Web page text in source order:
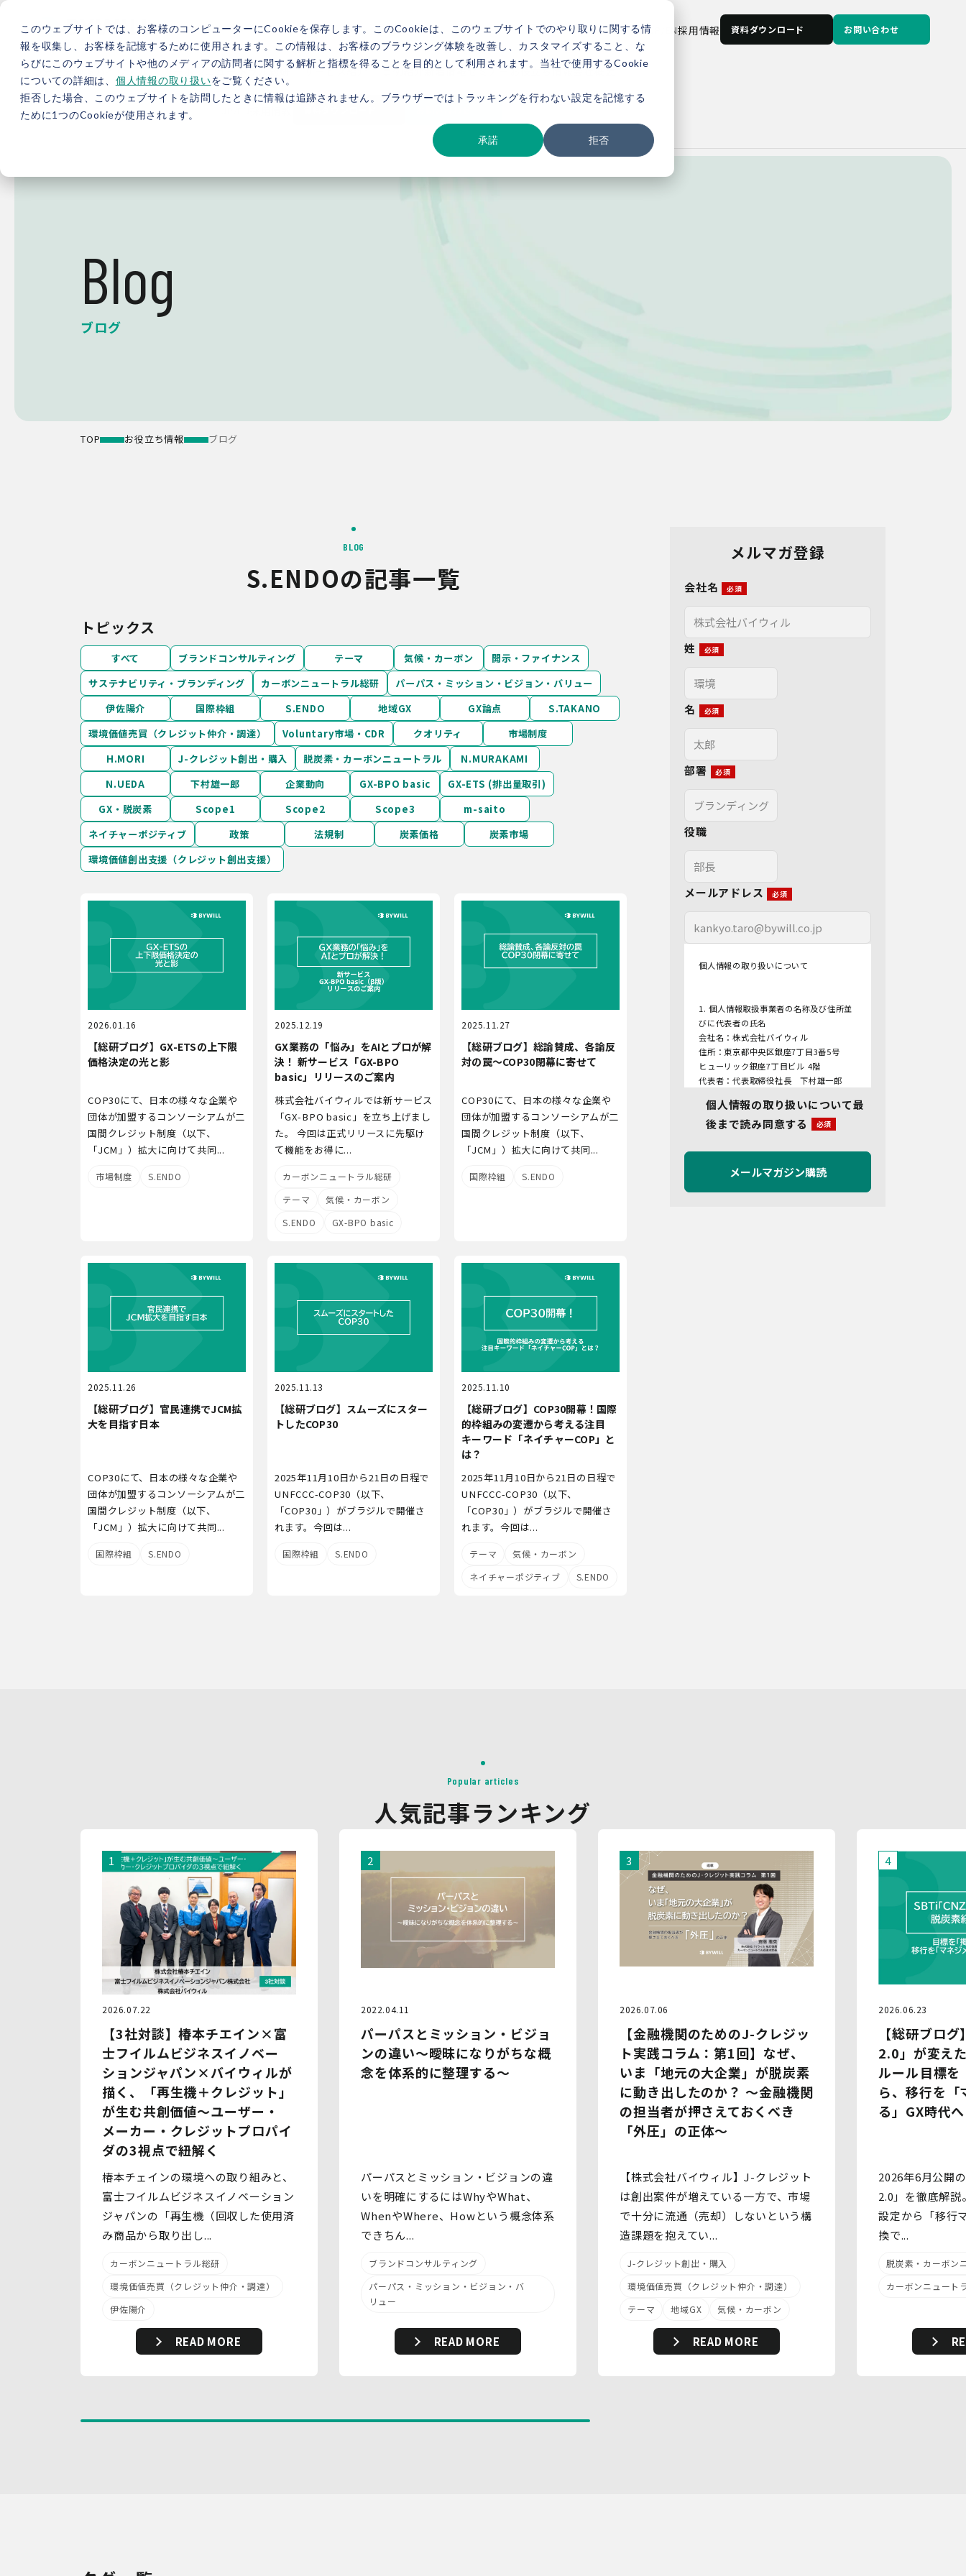
このウェブサイトでは、お客様のコンピューターにCookieを保存します。このCookieは、このウェブサイトでのやり取りに関する情
報を収集し、お客様を記憶するために使用されます。この情報は、お客様のブラウジング体験を改善し、カスタマイズすること、な
らびにこのウェブサイトや他のメディアの訪問者に関する解析と指標を得ることを目的として利用されます。当社で使用するCookie
についての詳細は、 個人情報の取り扱いをご覧ください。
拒否した場合、このウェブサイトを訪問したときに情報は追跡されません。ブラウザーではトラッキングを行わない設定を記憶する
ために1つのCookieが使用されます。
承諾 拒否
JP EN採用情報 資料ダウンロード お問い合わせ
5分で分かるバイウィル カーボンニュートラル総研 サービス紹介 事例紹介新着情報セミナーお役立ち情報会社概要
Blog
ブログ
TOP お役立ち情報 ブログ
BLOG
S.ENDOの記事一覧
トピックス
すべて ブランドコンサルティング テーマ 気候・カーボン
開示・ファイナンス
サステナビリティ・ブランディング
カーボンニュートラル総研
パーパス・ミッション・ビジョン・バリュー
伊佐陽介
国際枠組 S.ENDO 地域GX GX論点
S.TAKANO
環境価値売買（クレジット仲介・調達）
Voluntary市場・CDR クオリティ
市場制度
H.MORI
J-クレジット創出・購入 脱炭素・カーボンニュートラル
N.MURAKAMI
N.UEDA
下村雄一郎 企業動向 GX-BPO basic
GX-ETS (排出量取引)
GX・脱炭素
Scope1 Scope2 Scope3
m-saito
ネイチャーポジティブ
政策 法規制 炭素価格
炭素市場
環境価値創出支援（クレジット創出支援）
2026.01.16
【総研ブログ】GX-ETSの上下限
価格決定の光と影
COP30にて、日本の様々な企業や
団体が加盟するコンソーシアムが二
国間クレジット制度（以下、
「JCM」）拡大に向けて共同...
市場制度 S.ENDO
2025.12.19
GX業務の「悩み」をAIとプロが解
決！ 新サービス「GX-BPO
basic」リリースのご案内
株式会社バイウィルでは新サービス
「GX-BPO basic」を立ち上げまし
た。 今回は正式リリースに先駆け
て機能をお得に...
カーボンニュートラル総研
テーマ
気候・カーボン
S.ENDO
GX-BPO basic
2025.11.27
【総研ブログ】総論賛成、各論反
対の罠～COP30閉幕に寄せて
COP30にて、日本の様々な企業や
団体が加盟するコンソーシアムが二
国間クレジット制度（以下、
「JCM」）拡大に向けて共同...
国際枠組 S.ENDO
2025.11.26
【総研ブログ】官民連携でJCM拡
大を目指す日本
COP30にて、日本の様々な企業や
団体が加盟するコンソーシアムが二
国間クレジット制度（以下、
「JCM」）拡大に向けて共同...
国際枠組 S.ENDO
2025.11.13
【総研ブログ】スムーズにスター
トしたCOP30
2025年11月10日から21日の日程で
UNFCCC-COP30（以下、
「COP30」）がブラジルで開催さ
れます。今回は...
国際枠組 S.ENDO
2025.11.10
【総研ブログ】COP30開幕！国際
的枠組みの変遷から考える注目
キーワード「ネイチャーCOP」と
は？
2025年11月10日から21日の日程で
UNFCCC-COP30（以下、
「COP30」）がブラジルで開催さ
れます。今回は...
テーマ
気候・カーボン
ネイチャーポジティブ
S.ENDO
メルマガ登録
会社名
姓
名
部署
役職
メールアドレス
個人情報の取り扱いについて
1. 個人情報取扱事業者の名称及び住所並
びに代表者の氏名
会社名：株式会社バイウィル
住所：東京都中央区銀座7丁目3番5号
ヒューリック銀座7丁目ビル 4階
代表者：代表取締役社長 下村雄一郎
2.個人情報保護管理者
管理者名：管理部長
3.利用目的
当社で取り扱う個人情報（個人情報保護
法第2条第1項により定義された「個人情
提供を行う場合には、あらかじめ本人に
対し個別具体的な内容を提示して同意を
5.委託
当社は、上記利用目的の達成に必要な範
囲内において、個人情報の取扱いの全部
又は一部を委託する場合があります。個
6.安全管理措置
当社は、個人情報保護法、個人情報保護
方針及び本方針に従って、個人データ
（個人情報保護法第16条第３項により定
義された「個人データ」をいい、以下同
様とします。）を適切に取り扱い、正確
かつ最新のものとするよう適切な処置を
損の防止その他の個人データの保護のた
ます。
当社は、個人情報を適切に取り扱うた
(1)組織的安全管理措置
定め、報告連絡体制や取扱方法を管理し
・ 個人情報の取扱状況について定期的な
点検及び監査を実施しています。
(2)人的安全管理措置
個人情報の取り扱いについて最
後まで読み同意する
Popular articles
人気記事ランキング
2026.07.22
【3社対談】椿本チエイン×富
士フイルムビジネスイノベー
ションジャパン×バイウィルが
描く、「再生機＋クレジット」
が生む共創価値～ユーザー・
メーカー・クレジットプロパイ
ダの3視点で紐解く
椿本チェインの環境への取り組みと、
富士フイルムビジネスイノベーション
ジャパンの「再生機（回収した使用済
み商品から取り出し...
カーボンニュートラル総研
環境価値売買（クレジット仲介・調達）
伊佐陽介
READ MORE
2022.04.11
パーパスとミッション・ビジョ
ンの違い～曖昧になりがちな概
念を体系的に整理する～
パーパスとミッション・ビジョンの違
いを明確にするにはWhyやWhat、
WhenやWhere、Howという概念体系
できちん...
ブランドコンサルティング
パーパス・ミッション・ビジョン・バ
リュー
READ MORE
2026.07.06
【金融機関のためのJ-クレジッ
ト実践コラム：第1回】なぜ、
いま「地元の大企業」が脱炭素
に動き出したのか？ 〜金融機関
の担当者が押さえておくべき
「外圧」の正体〜
【株式会社バイウィル】J-クレジット
は創出案件が増えている一方で、市場
で十分に流通（売却）しないという構
造課題を抱えてい...
J-クレジット創出・購入
環境価値売買（クレジット仲介・調達）
テーマ
地域GX 気候・カーボン
READ MORE
2026.06.23
【総研ブロ
2.0」が変え
ルール――目標
ら、移行を「
る」GX時代へ
2026年6月公開
2.0」を徹底解
設定から「移行
換で...
脱炭素・カーボン
カーボンニュート